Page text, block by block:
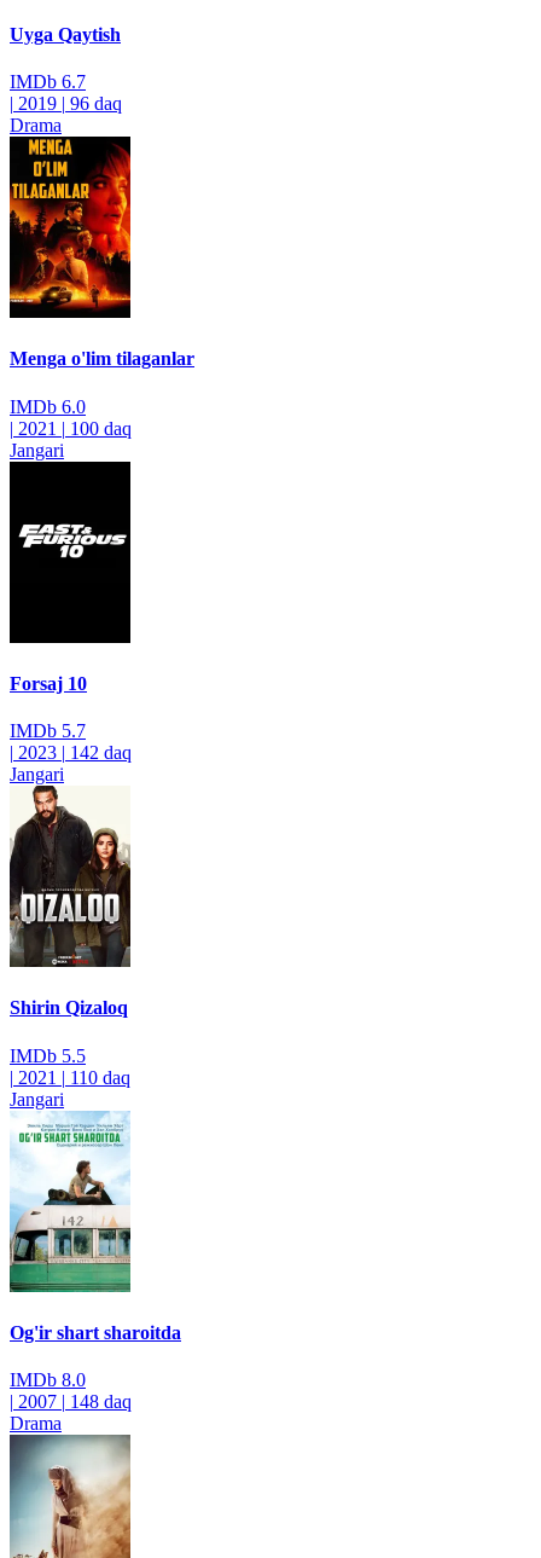
Uyga Qaytish
IMDb 6.7
| 2019 | 96 daq
Drama
Menga o'lim tilaganlar
IMDb 6.0
| 2021 | 100 daq
Jangari
Forsaj 10
IMDb 5.7
| 2023 | 142 daq
Jangari
Shirin Qizaloq
IMDb 5.5
| 2021 | 110 daq
Jangari
Og'ir shart sharoitda
IMDb 8.0
| 2007 | 148 daq
Drama